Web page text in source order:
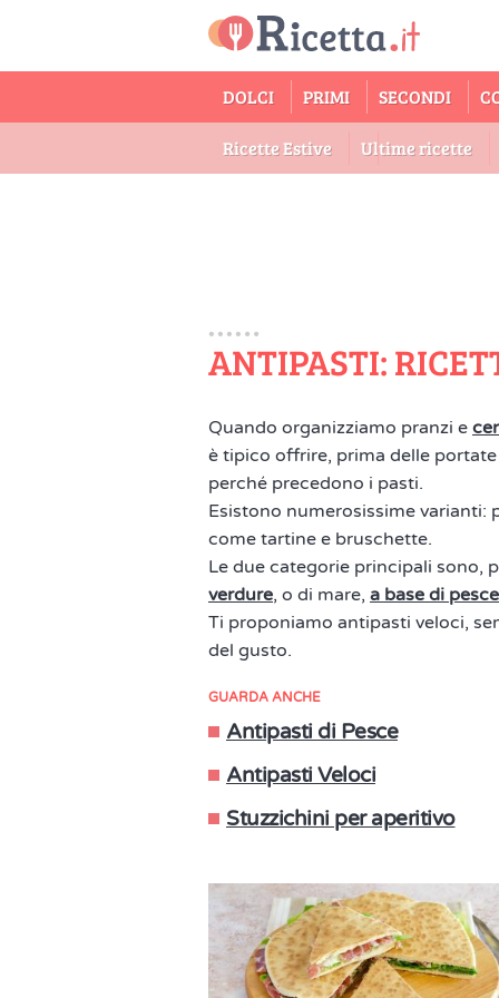
DOLCI PRIMI SECONDI
Ricette Estive Ultime ricette
ANTIPASTI:
Quando organizziamo pranzi e
è tipico offrire, prima delle
perché precedono i pasti.
Esistono numerosissime
come tartine e bruschette.
Le due categorie principali sono,
verdure, o di mare, a base di pesce
Ti proponiamo antipasti veloci,
del gusto.
GUARDA ANCHE
Antipasti di Pesce
Antipasti Veloci
Stuzzichini per aperitivo